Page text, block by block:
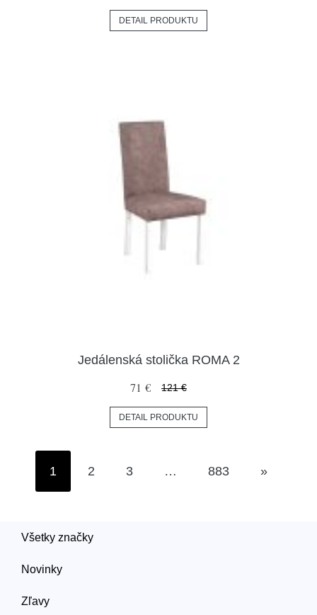
DETAIL PRODUKTU
Jedálenská stolička ROMA 2
71 € 121 €
DETAIL PRODUKTU
1 2 3 … 883 »
Všetky značky
Novinky
Zľavy